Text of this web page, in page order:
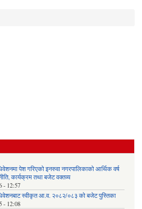
पेश गरिएको इनरुवा नगरपालिकाको आर्थिक वर्ष
कार्यक्रम तथा बजेट वक्तव्य
- 12:57
स्वीकृत आ.व. २०८२/०८३ को बजेट पुस्तिका
- 12:08